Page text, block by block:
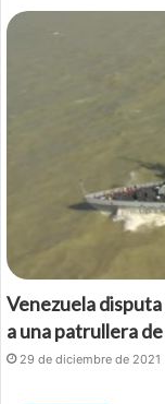
Venezuela
a una patrullera
29 de diciembre de 2021